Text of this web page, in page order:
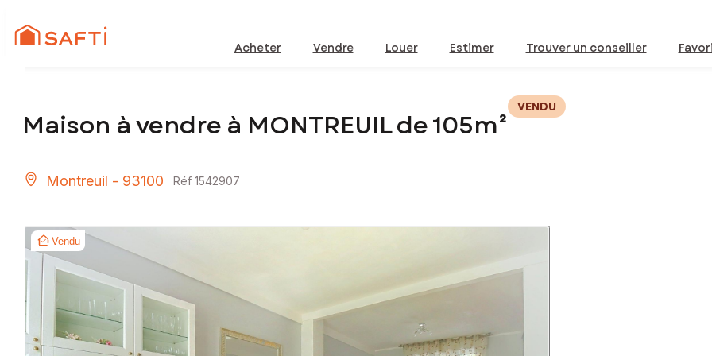
Acheter Vendre Louer Estimer Trouver un conseiller
Maison à vendre à MONTREUIL de 105m²
VENDU
Montreuil - 93100 Réf 1542907
Vendu